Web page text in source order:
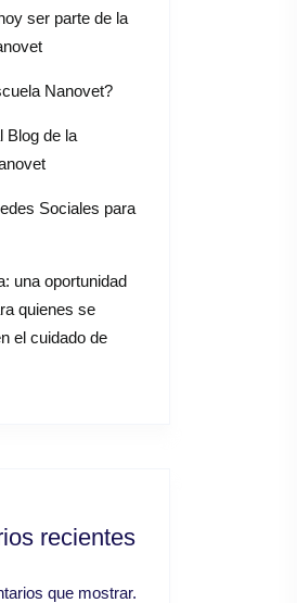
ser parte de la
Nanovet?
Blog de la
Sociales para
una oportunidad
quienes se
el cuidado de
recientes
que mostrar.